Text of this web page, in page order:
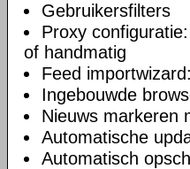
Gebruikersfilters
Proxy
of handmatig
Feed
Ingebouwde
Nieuws markeren
Automatische
Automatisch